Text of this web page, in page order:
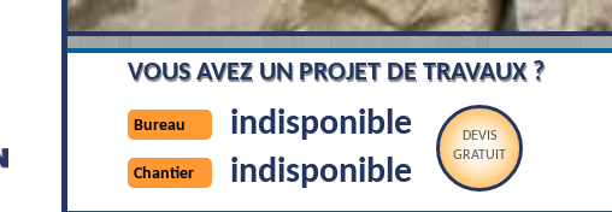
VOUS AVEZ UN PROJET DE TRAVAUX ?
Bureau indisponible
Chantier indisponible
DEVIS
GRATUIT